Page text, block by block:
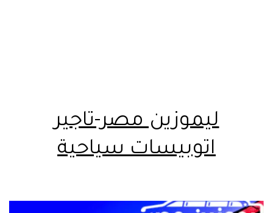
ليموزين مصر-تاجير
اتوبيسات سياحية